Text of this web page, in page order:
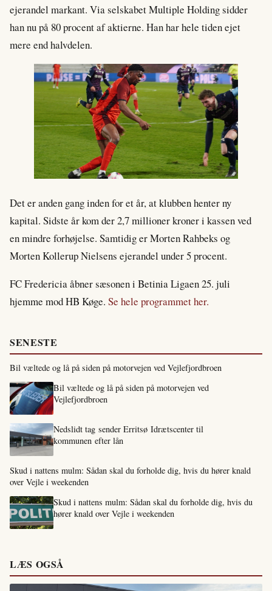
ejerandel markant. Via selskabet Multiple Holding sidder
han nu på 80 procent af aktierne. Han har hele tiden ejet
mere end halvdelen.
Det er anden gang inden for et år, at klubben henter ny
kapital. Sidste år kom der 2,7 millioner kroner i kassen ved
en mindre forhøjelse. Samtidig er Morten Rahbeks og
Morten Kollerup Nielsens ejerandel under 5 procent.
FC Fredericia åbner sæsonen i Betinia Ligaen 25. juli
hjemme mod HB Køge. Se hele programmet her.
SENESTE
Bil væltede og lå på siden på motorvejen ved Vejlefjordbroen
Bil væltede og lå på siden på motorvejen ved
Vejlefjordbroen
Nedslidt tag sender Erritsø Idrætscenter til
kommunen efter lån
Skud i nattens mulm: Sådan skal du forholde dig, hvis du hører knald
over Vejle i weekenden
Skud i nattens mulm: Sådan skal du forholde dig, hvis du
hører knald over Vejle i weekenden
LÆS OGSÅ